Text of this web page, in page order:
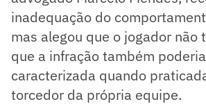
inadequação do
mas alegou que o jogador não
que a infração também
caracterizada quando
torcedor da própria equipe.